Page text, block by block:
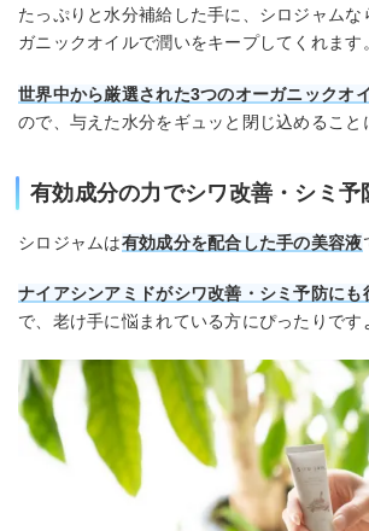
たっぷりと水分補給した手に、シロジャムな
ガニックオイルで潤いをキープしてくれます。
世界中から厳選された3つのオーガニックオ
ので、与えた水分をギュッと閉じ込めること
有効成分の力でシワ改善・シミ予
シロジャムは有効成分を配合した手の美容液
ナイアシンアミドがシワ改善・シミ予防にも
で、老け手に悩まれている方にぴったりです